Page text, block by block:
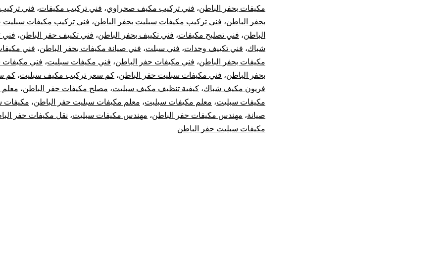
مكيفات بحفر الباطن، فني تركيب مكيف صحراوي، فني تركيب مكيفات، فني
بحفر الباطن، فني تركيب مكيفات سبليت بحفر الباطن، فني تركيب مكيفات سبليت
الباطن، فني تصليح مكيفات، فني تكييف بحفر الباطن، فني تكييف حفر الباطن، فني
شباك، فني تكييف وحدات، فني سبلت، فني صيانة مكيفات بحفر الباطن، فني
مكيفات بحفر الباطن، فني مكيفات حفر الباطن، فني مكيفات سبليت، فني مكيفات
بحفر الباطن، فني مكيفات سبليت حفر الباطن، كم سعر تركيب مكيف سبليت، كم
فريون مكيف شباك، كيفية تنظيف مكيف سبليت، مصلح مكيفات حفر الباطن، معلم
مكيفات سبليت، معلم مكيفات سبليت، معلم مكيفات سبليت حفر الباطن، مكيفات
صيانة، مهندس مكيفات حفر الباطن، مهندس مكيفات سبليت، نقل مكيفات حفر
مكيفات سبليت حفر الباطن